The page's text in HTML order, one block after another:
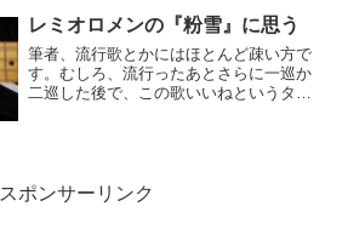
用意しました。それにしても我が家の火
おこしは年季が入っており...
レミオロメンの『粉雪』に思う
筆者、流行歌とかにはほとんど疎い方で
す。むしろ、流行ったあとさらに一巡か
二巡した後で、この歌いいねというタイ
スポンサーリンク